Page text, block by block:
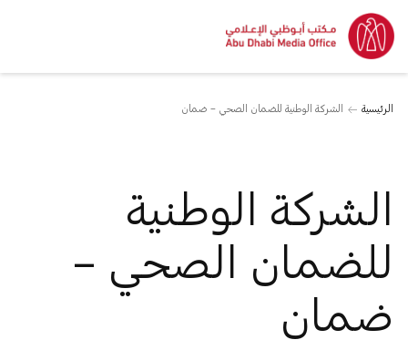
الرئيسية الشركة الوطنية للضمان الصحي – ضمان
الشركة الوطنية
للضمان الصحي –
ضمان